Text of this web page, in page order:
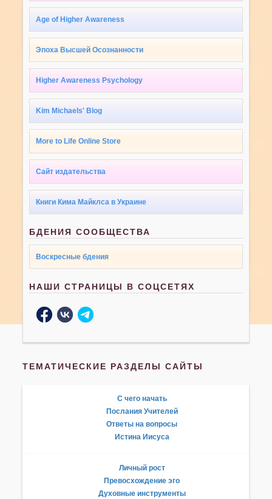
Age of Higher Awareness
Эпоха Высшей Осознанности
Higher Awareness Psychology
Kim Michaels' Blog
More to Life Online Store
Сайт издательства
Книги Кима Майклса в Украине
БДЕНИЯ СООБЩЕСТВА
Воскресные бдения
НАШИ СТРАНИЦЫ В СОЦСЕТЯХ
ТЕМАТИЧЕСКИЕ РАЗДЕЛЫ САЙТЫ
С чего начать
Послания Учителей
Ответы на вопросы
Истина Иисуса
Личный рост
Превосхождение эго
Духовные инструменты